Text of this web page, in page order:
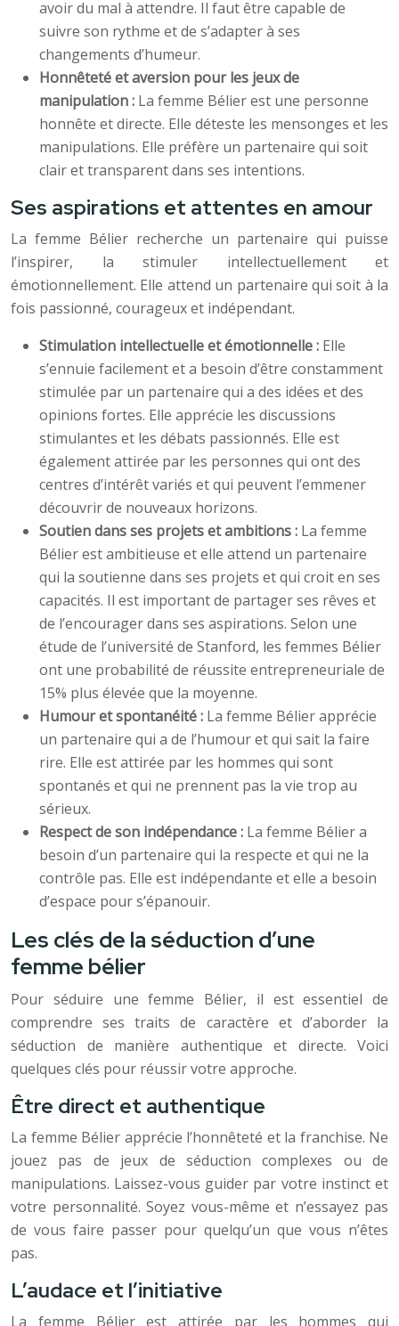
avoir du mal à attendre. Il faut être capable de
suivre son rythme et de s’adapter à ses
changements d’humeur.
Honnêteté et aversion pour les jeux de
manipulation : La femme Bélier est une personne
honnête et directe. Elle déteste les mensonges et les
manipulations. Elle préfère un partenaire qui soit
clair et transparent dans ses intentions.
Ses aspirations et attentes en amour
La femme Bélier recherche un partenaire qui puisse
l’inspirer, la stimuler intellectuellement et
émotionnellement. Elle attend un partenaire qui soit à la
fois passionné, courageux et indépendant.
Stimulation intellectuelle et émotionnelle : Elle
s’ennuie facilement et a besoin d’être constamment
stimulée par un partenaire qui a des idées et des
opinions fortes. Elle apprécie les discussions
stimulantes et les débats passionnés. Elle est
également attirée par les personnes qui ont des
centres d’intérêt variés et qui peuvent l’emmener
découvrir de nouveaux horizons.
Soutien dans ses projets et ambitions : La femme
Bélier est ambitieuse et elle attend un partenaire
qui la soutienne dans ses projets et qui croit en ses
capacités. Il est important de partager ses rêves et
de l’encourager dans ses aspirations. Selon une
étude de l’université de Stanford, les femmes Bélier
ont une probabilité de réussite entrepreneuriale de
15% plus élevée que la moyenne.
Humour et spontanéité : La femme Bélier apprécie
un partenaire qui a de l’humour et qui sait la faire
rire. Elle est attirée par les hommes qui sont
spontanés et qui ne prennent pas la vie trop au
sérieux.
Respect de son indépendance : La femme Bélier a
besoin d’un partenaire qui la respecte et qui ne la
contrôle pas. Elle est indépendante et elle a besoin
d’espace pour s’épanouir.
Les clés de la séduction d’une
femme bélier
Pour séduire une femme Bélier, il est essentiel de
comprendre ses traits de caractère et d’aborder la
séduction de manière authentique et directe. Voici
quelques clés pour réussir votre approche.
Être direct et authentique
La femme Bélier apprécie l’honnêteté et la franchise. Ne
jouez pas de jeux de séduction complexes ou de
manipulations. Laissez-vous guider par votre instinct et
votre personnalité. Soyez vous-même et n’essayez pas
de vous faire passer pour quelqu’un que vous n’êtes
pas.
L’audace et l’initiative
La femme Bélier est attirée par les hommes qui